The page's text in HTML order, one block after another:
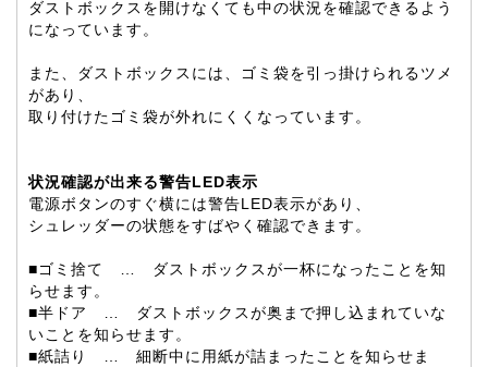
ダストボックスを開けなくても中の状況を確認できるよう
になっています。
また、ダストボックスには、ゴミ袋を引っ掛けられるツメ
があり、
取り付けたゴミ袋が外れにくくなっています。
状況確認が出来る警告LED表示
電源ボタンのすぐ横には警告LED表示があり、
シュレッダーの状態をすばやく確認できます。
■ゴミ捨て … ダストボックスが一杯になったことを知
らせます。
■半ドア … ダストボックスが奥まで押し込まれていな
いことを知らせます。
■紙詰り … 細断中に用紙が詰まったことを知らせま